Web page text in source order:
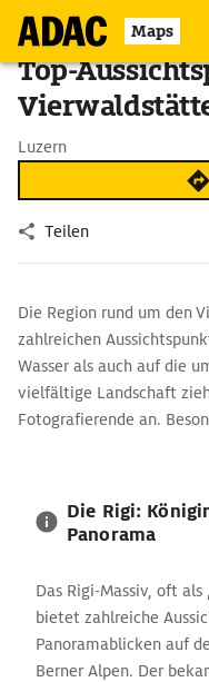
Maps
Top-
Luzern
Teilen
Die Region rund um den
zahlreichen
Wasser als auch auf die
vielfältige Landschaft
Fotografierende an.
Die Rigi:
Panorama
Das Rigi-Massiv, oft als
bietet zahlreiche
Panoramablicken auf
Berner Alpen. Der